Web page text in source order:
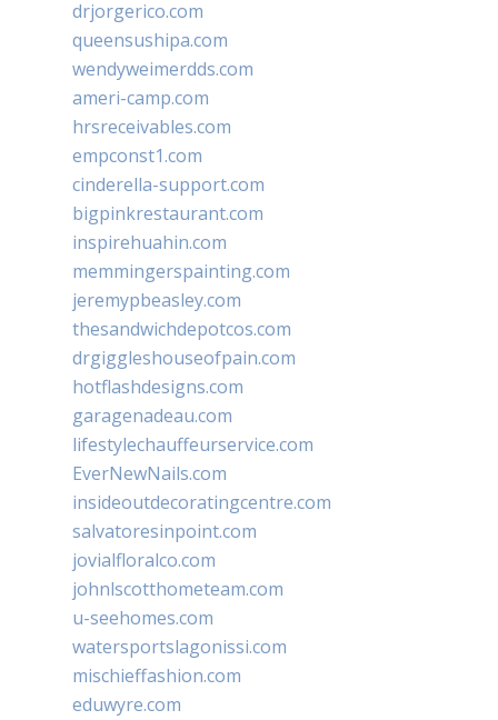
drjorgerico.com
queensushipa.com
wendyweimerdds.com
ameri-camp.com
hrsreceivables.com
empconst1.com
cinderella-support.com
bigpinkrestaurant.com
inspirehuahin.com
memmingerspainting.com
jeremypbeasley.com
thesandwichdepotcos.com
drgiggleshouseofpain.com
hotflashdesigns.com
garagenadeau.com
lifestylechauffeurservice.com
EverNewNails.com
insideoutdecoratingcentre.com
salvatoresinpoint.com
jovialfloralco.com
johnlscotthometeam.com
u-seehomes.com
watersportslagonissi.com
mischieffashion.com
eduwyre.com